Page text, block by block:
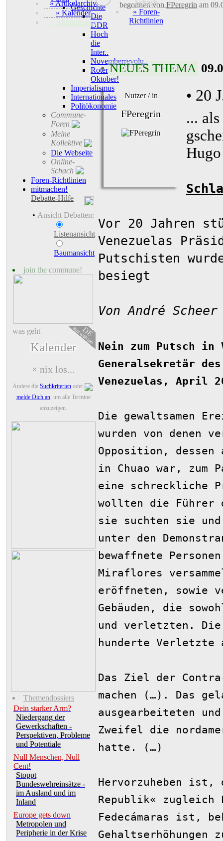
» Artikelarchiv
» Kalender
+ Abonnement
Schach
» Foren-
Richtlinien
Geschichte
Die
DDR
Hoch
die
Inter..
Novemberrevolu..
Roter
Oktober!
Imperialismus
Internationales
Politökonomie
Commune-
Foren
Meine
Kollektive
Die Webseite
Online-
Schach
Foren-Richtlinien
mitmachen!
Debatte-Hilfe
• Ansicht Debatten:
Listenansicht
Baumansicht
join the commune!
DE
auswählen
was geht
Kalender
× nix los...
Ändere die Suchkriterien oder
melde Dich an, um alle Termine
anzuzeigen.
Themendossiers
Dein starker Arm?
Niedergang der
Gewerkschaften -
Perspektiven, Probleme
und Potentiale
Null Menschen, Null
Cent!
Stoppt
Bundeswehreinsätze -
im Ausland und im
Inland
Europe gets down
Metropolen und
Peripherie in der Krise
begonnen von FPeregrin am
• NEUES THEMA
Nutzer / in
FPeregrin
• 20
...
Vor 20 Jahren
Venezuelas
Putschisten
besiegt
Von André Scheer
Nein zum Putsch in
Generalsekretär
Venezuelas, April
Die gewaltsamen
wurden von denen
Opposition, dessen
in Chuao war, zum
eine schreckliche
wollten die Führer
sie suchten sie und
unter den
bewaffnete
Miraflores
eröffneten, sowie
Gebäuden, die
und verletzten.
hunderte
Das Ziel der
machen (…). Das
ausgearbeiteten
Zweifel die
hatte. (…)
Hervorzuheben ist,
Republik« zugleich
Fedecámaras ist,